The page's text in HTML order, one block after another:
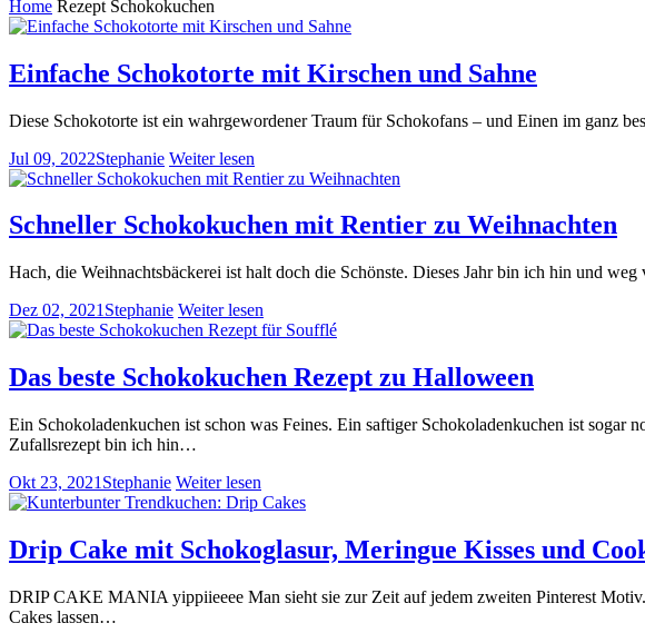
Home Rezept Schokokuchen
Einfache Schokotorte mit Kirschen und Sahne
Diese Schokotorte ist ein wahrgewordener Traum für Schokofans – und Einen im ganz
Jul 09, 2022Stephanie Weiter lesen
Schneller Schokokuchen mit Rentier zu Weihnachten
Hach, die Weihnachtsbäckerei ist halt doch die Schönste. Dieses Jahr bin ich hin und
Dez 02, 2021 Stephanie Weiter lesen
Das beste Schokokuchen Rezept zu Halloween
Ein Schokoladenkuchen ist schon was Feines. Ein saftiger Schokoladenkuchen ist
Zufallsrezept bin ich hin…
Okt 23, 2021 Stephanie Weiter lesen
Drip Cake mit Schokoglasur, Meringue Kisses und
DRIP CAKE MANIA yippiieeee Man sieht sie zur Zeit auf jedem zweiten Pinterest
Cakes lassen…